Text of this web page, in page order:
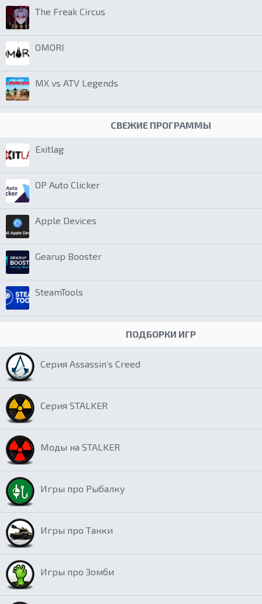
The Freak Circus
OMORI
MX vs ATV Legends
СВЕЖИЕ ПРОГРАММЫ
Exitlag
OP Auto Clicker
Apple Devices
Gearup Booster
SteamTools
ПОДБОРКИ ИГР
Серия Assassin’s Creed
Серия STALKER
Моды на STALKER
Игры про Рыбалку
Игры про Танки
Игры про Зомби